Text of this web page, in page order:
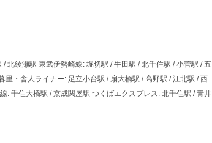
北綾瀬駅 東武伊勢崎線: 堀切駅 / 牛田駅 / 北千住駅 / 小菅駅 / 五
・舎人ライナー: 足立小台駅 / 扇大橋駅 / 高野駅 / 江北駅 / 西
: 千住大橋駅 / 京成関屋駅 つくばエクスプレス: 北千住駅 / 青井